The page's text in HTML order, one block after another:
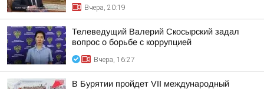
Вчера, 20:19
Телеведущий Валерий Скосырский задал
вопрос о борьбе с коррупцией
Вчера, 16:27
В Бурятии пройдет VII международный